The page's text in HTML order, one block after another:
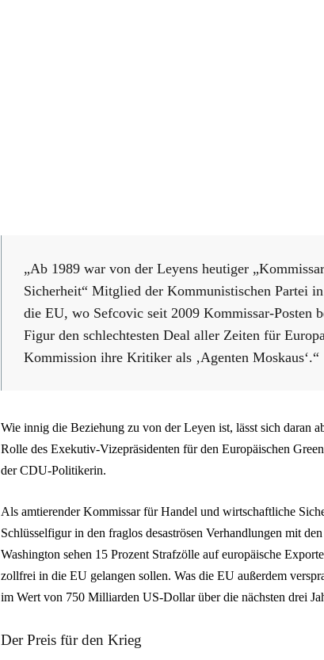
„Ab 1989 war von der Leyens heutiger
Sicherheit“ Mitglied der Kommunistischen Partei
die EU, wo Sefcovic seit 2009 Kommissar-Posten
Figur den schlechtesten Deal aller Zeiten für
Kommission ihre Kritiker als ‚Agenten Moskaus‘.“
Wie innig die Beziehung zu von der Leyen ist, lässt sich daran
Rolle des Exekutiv-Vizepräsidenten für den Europäischen
der CDU-Politikerin.
Als amtierender Kommissar für Handel und wirtschaftliche
Schlüsselfigur in den fraglos desaströsen Verhandlungen mit
Washington sehen 15 Prozent Strafzölle auf europäische
zollfrei in die EU gelangen sollen. Was die EU außerdem
im Wert von 750 Milliarden US-Dollar über die nächsten drei
Der Preis für den Krieg